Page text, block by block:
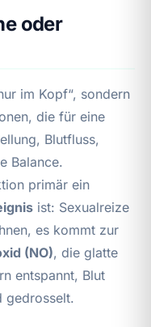
oder
im Kopf“, sondern
die für eine
Blutfluss,
Balance.
primär ein
ist: Sexualreize
es kommt zur
(NO), die glatte
entspannt, Blut
gedrosselt.